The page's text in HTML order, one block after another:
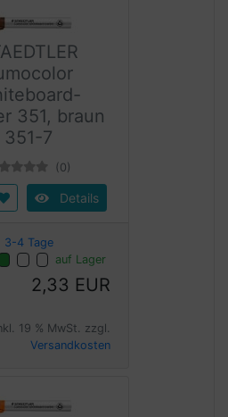
351, braun
351-7
(0)
Details
3-4 Tage
auf Lager
2,33 EUR
19 % MwSt. zzgl.
Versandkosten